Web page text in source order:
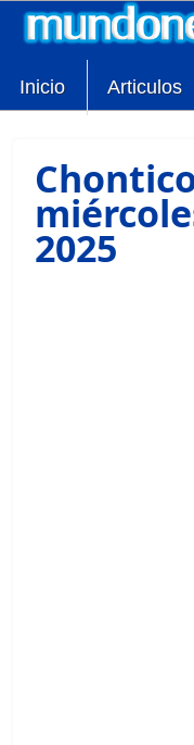
Inicio Articulos
2025